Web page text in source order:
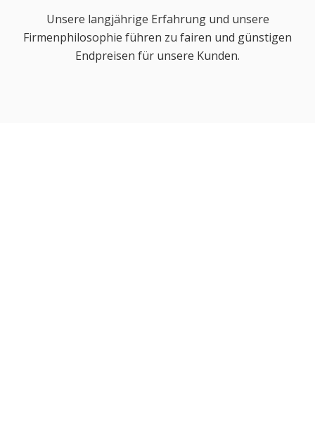
Unsere langjährige Erfahrung und unsere
Firmenphilosophie führen zu fairen und günstigen
Endpreisen für unsere Kunden.